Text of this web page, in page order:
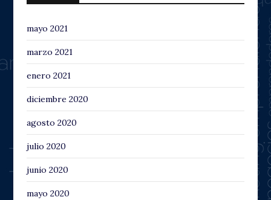
mayo 2021
marzo 2021
enero 2021
diciembre 2020
agosto 2020
julio 2020
junio 2020
mayo 2020